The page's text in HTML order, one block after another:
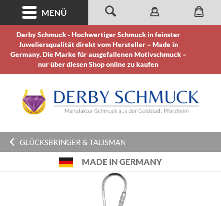
Derby Schmuck - Hochwertiger Schmuck in feinster
Juweliersqualität direkt vom Hersteller – Made in
Germany. Die Marke für ausgefallenen Motivschmuck –
nur über diesen Shop online zu kaufen
MENÜ
GLÜCKSBRINGER & TALISMAN
MADE IN GERMANY